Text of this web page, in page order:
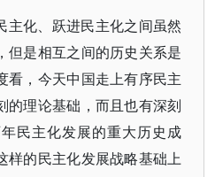
主化、跃进民主化之间虽然
但是相互之间的历史关系是
看，今天中国走上有序民主
的理论基础，而且也有深刻
民主化发展的重大历史成
样的民主化发展战略基础上